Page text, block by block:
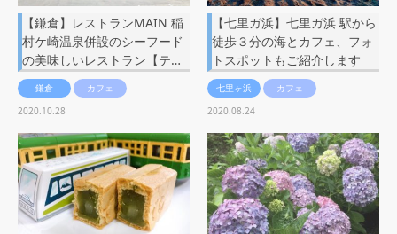
【鎌倉】レストランMAIN 稲
村ケ崎温泉併設のシーフード
の美味しいレストラン【テ…
鎌倉
カフェ
2020.10.28
【七里ガ浜】七里ガ浜 駅から
徒歩３分の海とカフェ、フォ
トスポットもご紹介します
七里ヶ浜
カフェ
2020.08.24